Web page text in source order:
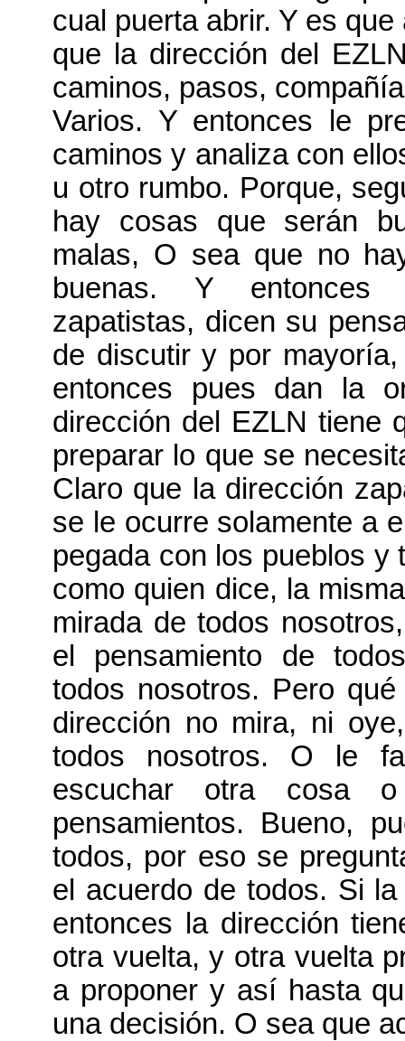
cual puerta abrir. Y es
que la dirección del
caminos, pasos,
Varios. Y entonces le
caminos y analiza con
u otro rumbo. Porque,
hay cosas que serán
malas, O sea que no
buenas. Y entonces
zapatistas, dicen su
de discutir y por
entonces pues dan la
dirección del EZLN tiene
preparar lo que se
Claro que la dirección
se le ocurre solamente a
pegada con los pueblos
como quien dice, la
mirada de todos
el pensamiento de
todos nosotros. Pero
dirección no mira, ni
todos nosotros. O le
escuchar otra cosa
pensamientos. Bueno,
todos, por eso se
el acuerdo de todos. Si
entonces la dirección
otra vuelta, y otra vuelta
a proponer y así hasta
una decisión. O sea que